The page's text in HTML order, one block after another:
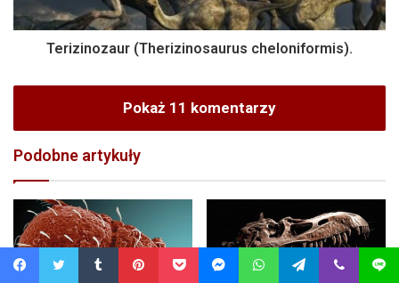
Terizinozaur (Therizinosaurus cheloniformis).
Pokaż 11 komentarzy
Podobne artykuły